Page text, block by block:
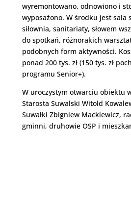
wyremontowano, odnowiono i
wyposażono. W środku jest sala
siłownia, sanitariaty, słowem
do spotkań, różnorakich
podobnych form aktywności.
ponad 200 tys. zł (150 tys. zł
programu Senior+).
W uroczystym otwarciu obiektu
Starosta Suwalski Witold
Suwałki Zbigniew Mackiewicz,
gminni, druhowie OSP i